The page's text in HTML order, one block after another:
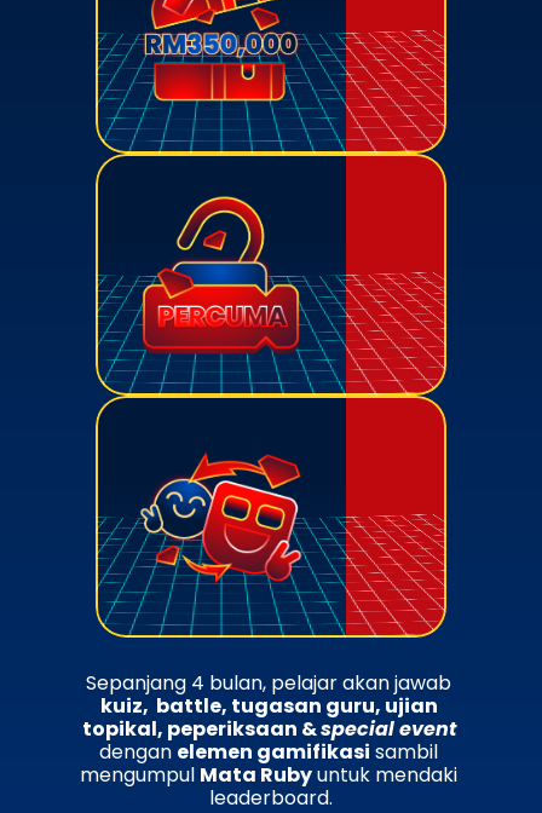
academic profile!
academic profile!
kuiz,  battle, tugasan guru, ujian
topikal, peperiksaan & special event
dengan elemen gamifikasi sambil
mengumpul Mata Ruby untuk mendaki
leaderboard.